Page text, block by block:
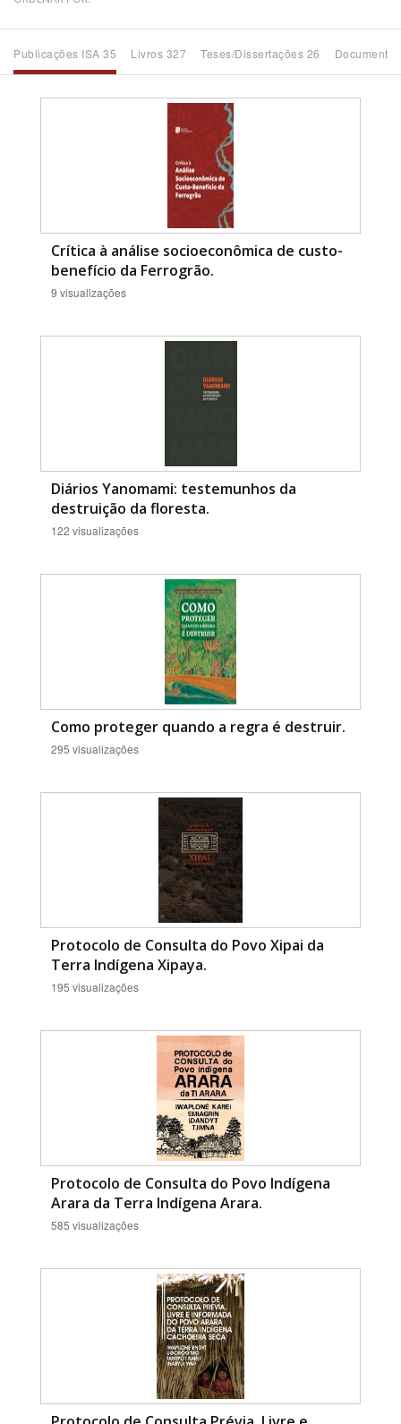
Área Protegida
Publicações ISA 35 Livros 327 Teses/Dissertações 26
Crítica à análise socioeconômica de custo-
benefício da Ferrogrão.
9 visualizações
Diários Yanomami: testemunhos da
destruição da floresta.
122 visualizações
Como proteger quando a regra é destruir.
295 visualizações
Protocolo de Consulta do Povo Xipai da
Terra Indígena Xipaya.
195 visualizações
Protocolo de Consulta do Povo Indígena
Arara da Terra Indígena Arara.
585 visualizações